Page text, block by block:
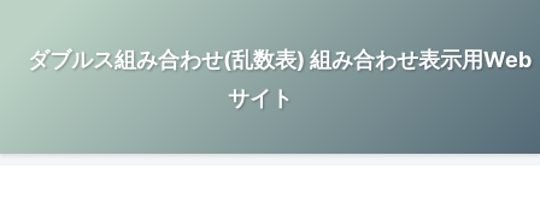
ダブルス組み合わせ(乱数表) 組み合わせ表示用Web
サイト